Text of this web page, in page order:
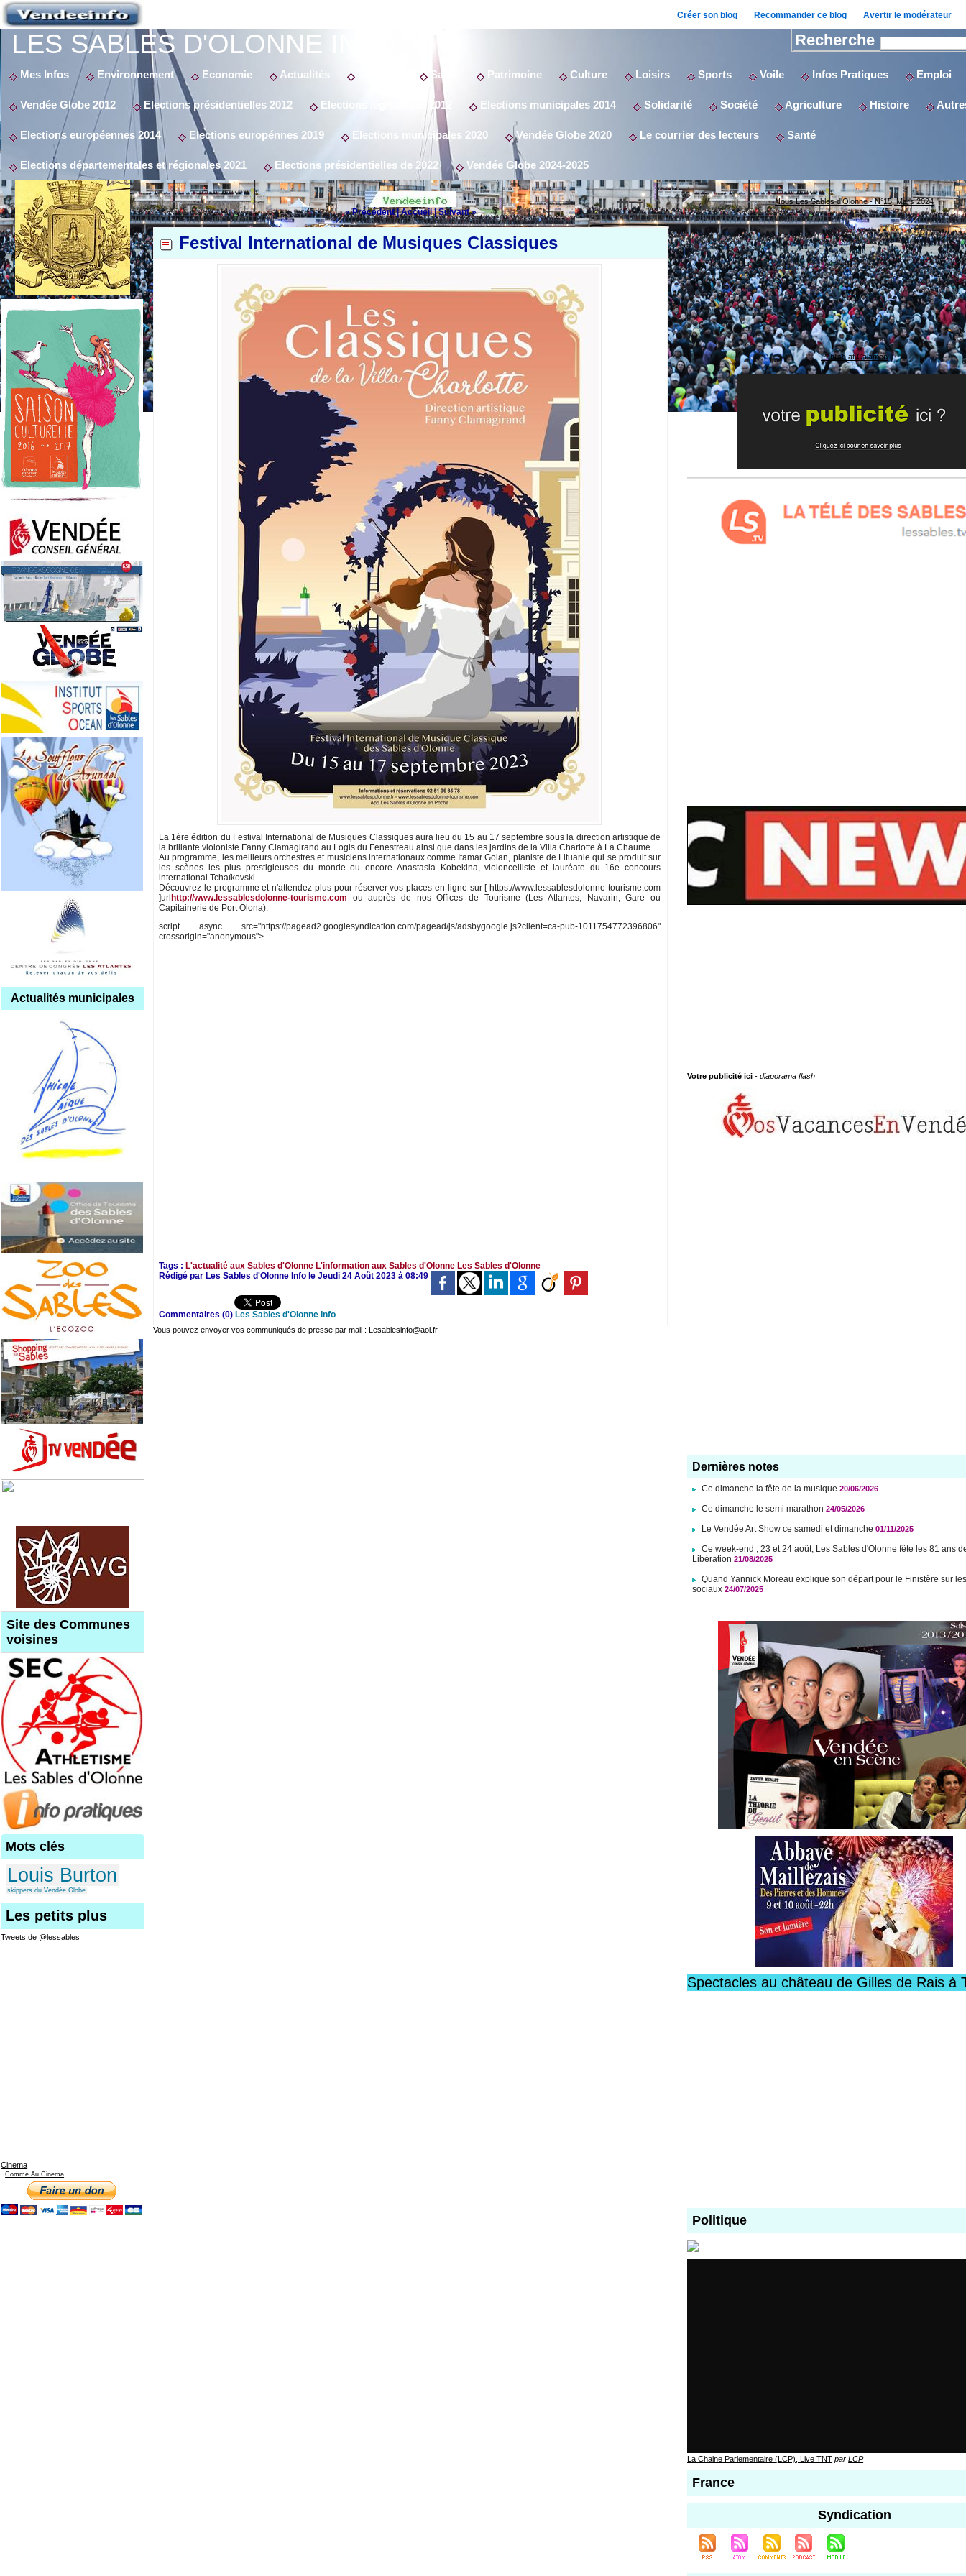
Créer son blog Recommander ce blog Avertir le modérateur
LES SABLES D'OLONNE INFO Recherche
Mes Infos Environnement Economie Actualités Santé Patrimoine Culture Loisirs Sports Voile Infos Pratiques Emploi
Vendée Globe 2012 Elections présidentielles 2012 Elections législatives 2012 Elections municipales 2014 Solidarité Société Agriculture Histoire
Elections européennes 2014 Elections europénnes 2019 Elections municipales 2020 Vendée Globe 2020 Le courrier des lecteurs Santé
Elections départementales et régionales 2021 Elections présidentielles de 2022 Vendée Globe 2024-2025
Actualités municipales
Site des Communes
voisines
Mots clés
Louis Burton
skippers du Vendée Globe
Les petits plus
Tweets de @lessables
Cinema
Comme Au Cinema
« Précédent |Accueil |Suivant »
Festival International de Musiques Classiques
La 1ère édition du Festival International de Musiques Classiques aura lieu du 15 au 17 septembre sous la direction artistique de
la brillante violoniste Fanny Clamagirand au Logis du Fenestreau ainsi que dans les jardins de la Villa Charlotte à La Chaume
Au programme, les meilleurs orchestres et musiciens internationaux comme Itamar Golan, pianiste de Lituanie qui se produit sur
les scènes les plus prestigieuses du monde ou encore Anastasia Kobekina, violoncelliste et lauréate du 16e concours
international Tchaïkovski.
Découvrez le programme et n'attendez plus pour réserver vos places en ligne sur [ https://www.lessablesdolonne-tourisme.com
]url http://www.lessablesdolonne-tourisme.com ou auprès de nos Offices de Tourisme (Les Atlantes, Navarin, Gare ou
Capitainerie de Port Olona).
script async src="https://pagead2.googlesyndication.com/pagead/js/adsbygoogle.js?client=ca-pub-1011754772396806"
crossorigin="anonymous">
Tags : L'actualité aux Sables d'Olonne L'information aux Sables d'Olonne Les Sables d'Olonne
Rédigé par Les Sables d'Olonne Info le Jeudi 24 Août 2023 à 08:49
Commentaires (0) Les Sables d'Olonne Info
Vous pouvez envoyer vos communiqués de presse par mail : Lesablesinfo@aol.fr
Nous Les Sables d'Olonne - N°15, Mars 2024
Publish at Calameo
Votre publicité ici -diaporama flash
Dernières notes
Ce dimanche la fête de la musique 20/06/2026
Ce dimanche le semi marathon24/05/2026
Le Vendée Art Show ce samedi et dimanche 01/11/2025
Ce week-end , 23 et 24 août, Les Sables d'Olonne fête les 81 ans
Libération21/08/2025
Quand Yannick Moreau explique son départ pour le Finistère sur
sociaux 24/07/2025
Spectacles au château de Gilles de Rais à
Politique
La Chaine Parlementaire (LCP), Live TNT parLCP
France
Syndication